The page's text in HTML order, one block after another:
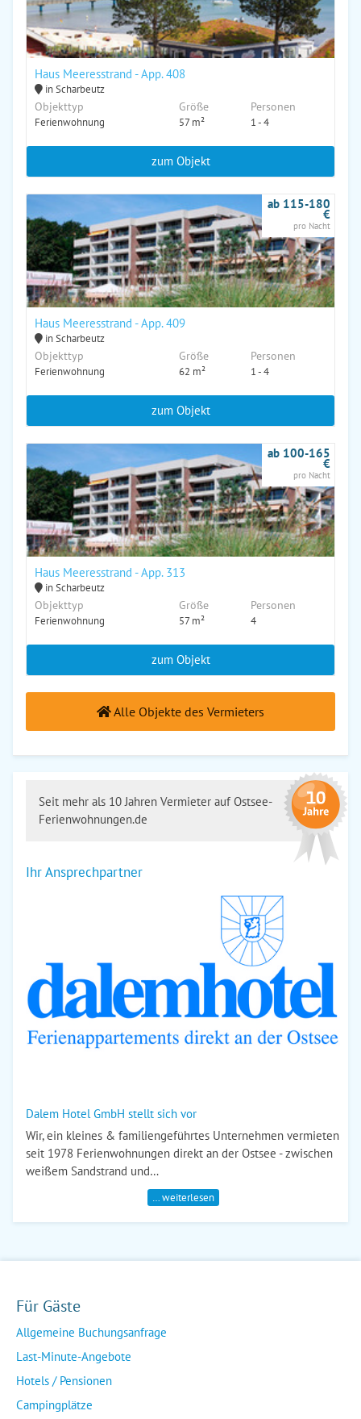
Haus Meeresstrand - App. 408
in Scharbeutz
Objekttyp
Ferienwohnung
Größe
57 m²
Personen
1 - 4
zum Objekt
Haus Meeresstrand - App. 409
in Scharbeutz
Objekttyp
Ferienwohnung
Größe
62 m²
Personen
1 - 4
ab 115-180
€
pro Nacht
zum Objekt
Haus Meeresstrand - App. 313
in Scharbeutz
Objekttyp
Ferienwohnung
Größe
57 m²
Personen
4
ab 100-165
€
pro Nacht
zum Objekt
Alle Objekte des Vermieters
Seit mehr als 10 Jahren Vermieter auf Ostsee-
Ferienwohnungen.de
Ihr Ansprechpartner
Dalem Hotel GmbH stellt sich vor
Wir, ein kleines & familiengeführtes Unternehmen vermieten
seit 1978 Ferienwohnungen direkt an der Ostsee - zwischen
weißem Sandstrand und…
… weiterlesen
Für Gäste
Allgemeine Buchungsanfrage
Last-Minute-Angebote
Hotels / Pensionen
Campingplätze